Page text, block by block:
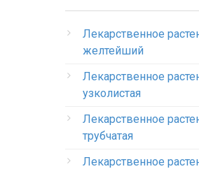
Лекарственное
желтейший
Лекарственное
узколистая
Лекарственное
трубчатая
Лекарственное